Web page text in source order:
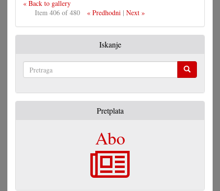
« Back to gallery
Item 406 of 480
« Predhodni| Next »
Iskanje
Pretplata
Abo